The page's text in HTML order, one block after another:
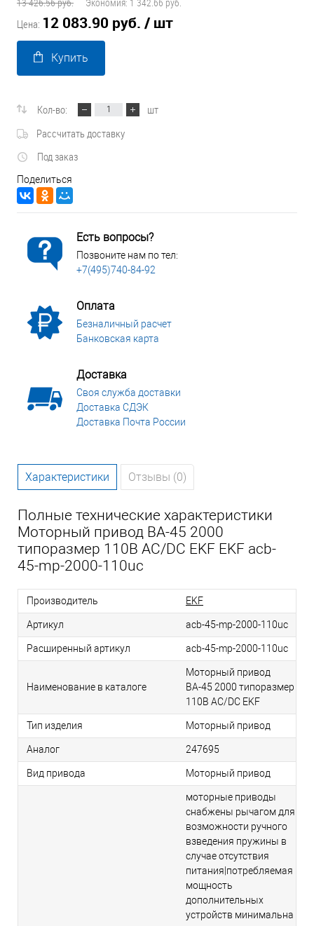
Цена: 12 083.90 руб. / шт
Купить
Кол-во:
шт
Рассчитать доставку
Под заказ
Поделиться
Есть вопросы?
Позвоните нам по тел:
+7(495)740-84-92
Оплата
Безналичный расчет
Банковская карта
Доставка
Своя служба доставки
Доставка СДЭК
Доставка Почта России
Характеристики Отзывы (0)
Полные технические характеристики
Моторный привод ВА-45 2000
типоразмер 110В AC/DC EKF EKF acb-
45-mp-2000-110uc
Производитель EKF
Артикул acb-45-mp-2000-110uc
Расширенный артикул acb-45-mp-2000-110uc
Наименование в каталоге
Моторный привод
ВА-45 2000 типоразмер
110В AC/DC EKF
Тип изделия Моторный привод
Аналог 247695
Вид привода Моторный привод
моторные приводы
снабжены рычагом для
возможности ручного
взведения пружины в
случае отсутствия
питания|потребляемая
мощность
дополнительных
устройств минимальна